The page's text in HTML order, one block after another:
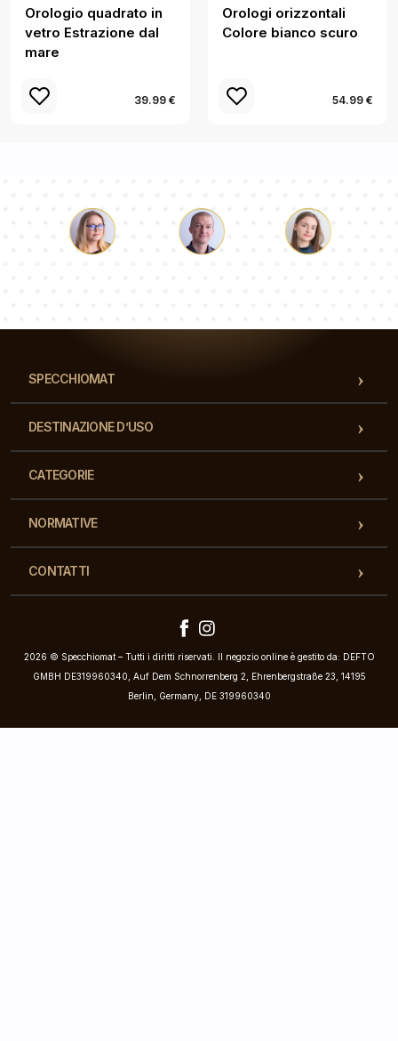
Orologio quadrato in
vetro Estrazione dal
mare
39.99 €
Orologi orizzontali
Colore bianco scuro
54.99 €
SPECCHIOMAT
DESTINAZIONE D’USO
CATEGORIE
NORMATIVE
CONTATTI
2026 © Specchiomat – Tutti i diritti riservati. Il negozio online è gestito da: DEFTO
GMBH DE319960340, Auf Dem Schnorrenberg 2, Ehrenbergstraße 23, 14195
Berlin, Germany, DE 319960340